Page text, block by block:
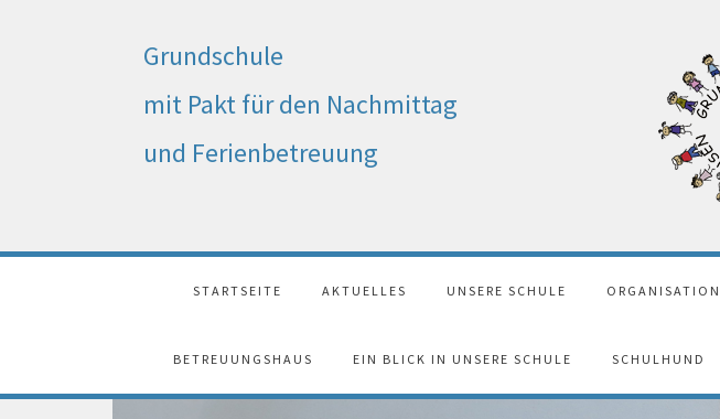
Grundschule
mit Pakt für den Nachmittag
und Ferienbetreuung
STARTSEITE AKTUELLES UNSERE SCHULE ORGANISATION
BETREUUNGSHAUS EIN BLICK IN UNSERE SCHULE SCHULHUND